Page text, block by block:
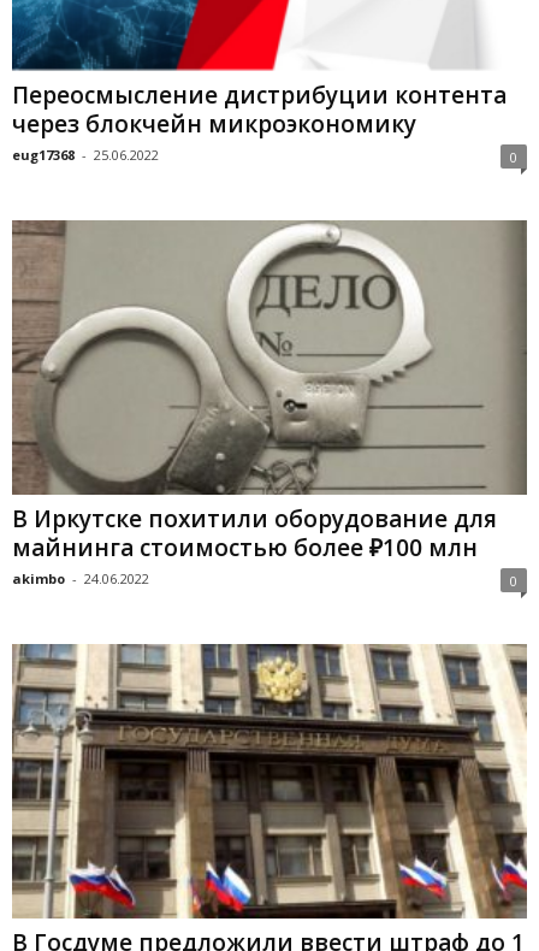
Переосмысление дистрибуции контента
через блокчейн микроэкономику
eug17368 - 25.06.2022 0
В Иркутске похитили оборудование для
майнинга стоимостью более ₽100 млн
akimbo - 24.06.2022 0
В Госдуме предложили ввести штраф до 1